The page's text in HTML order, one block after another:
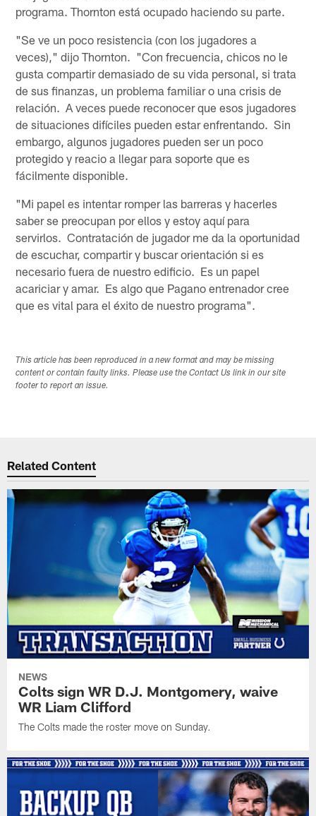
programa. Thornton está ocupado haciendo su parte.
"Se ve un poco resistencia (con los jugadores a
veces)," dijo Thornton. "Con frecuencia, chicos no le
gusta compartir demasiado de su vida personal, si trata
de sus finanzas, un problema familiar o una crisis de
relación. A veces puede reconocer que esos jugadores
de situaciones difíciles pueden estar enfrentando. Sin
embargo, algunos jugadores pueden ser un poco
protegido y reacio a llegar para soporte que es
fácilmente disponible.
"Mi papel es intentar romper las barreras y hacerles
saber se preocupan por ellos y estoy aquí para
servirlos. Contratación de jugador me da la oportunidad
de escuchar, compartir y buscar orientación si es
necesario fuera de nuestro edificio. Es un papel
acariciar y amar. Es algo que Pagano entrenador cree
que es vital para el éxito de nuestro programa".
This article has been reproduced in a new format and may be missing
content or contain faulty links. Please use the Contact Us link in our site
footer to report an issue.
Related Content
NEWS
Colts sign WR D.J. Montgomery, waive
WR Liam Clifford
The Colts made the roster move on Sunday.